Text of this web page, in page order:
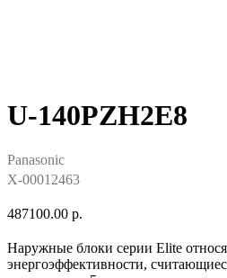
U-140PZH2E8
Panasonic
X-00012463
487100.00 р.
Наружные блоки серии Elite
энергоэффективности,